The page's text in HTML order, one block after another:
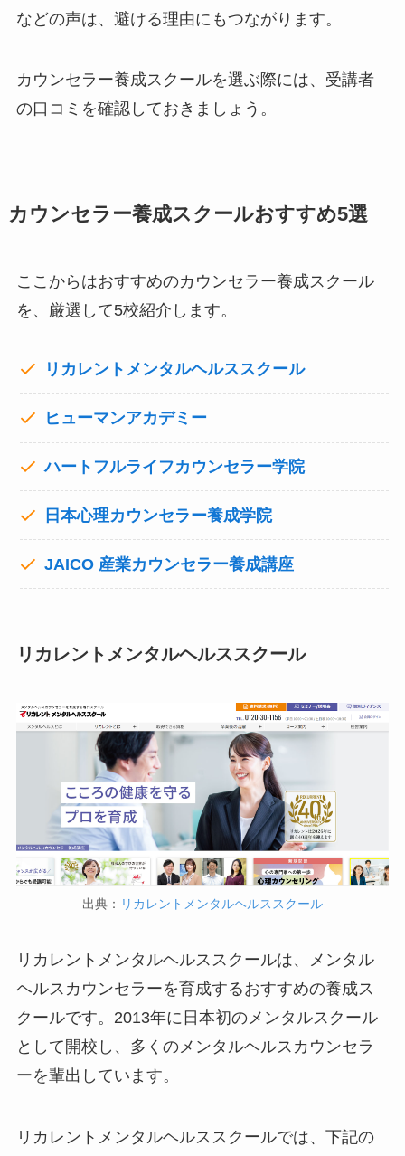
などの声は、避ける理由にもつながります。
カウンセラー養成スクールを選ぶ際には、受講者
の口コミを確認しておきましょう。
カウンセラー養成スクールおすすめ5選
ここからはおすすめのカウンセラー養成スクール
を、厳選して5校紹介します。
リカレントメンタルヘルススクール
ヒューマンアカデミー
ハートフルライフカウンセラー学院
日本心理カウンセラー養成学院
JAICO 産業カウンセラー養成講座
リカレントメンタルヘルススクール
出典： リカレントメンタルヘルススクール
リカレントメンタルヘルススクールは、メンタル
ヘルスカウンセラーを育成するおすすめの養成ス
クールです。2013年に日本初のメンタルスクール
として開校し、多くのメンタルヘルスカウンセラ
ーを輩出しています。
リカレントメンタルヘルススクールでは、下記の